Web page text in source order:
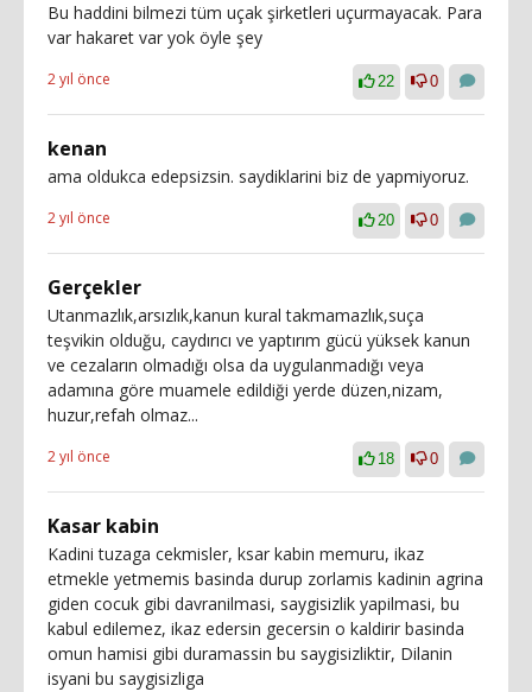
Bu haddini bilmezi tüm uçak şirketleri uçurmayacak. Para
var hakaret var yok öyle şey
2 yıl önce 22 0
kenan
ama oldukca edepsizsin. saydiklarini biz de yapmiyoruz.
2 yıl önce 20 0
Gerçekler
Utanmazlık,arsızlık,kanun kural takmamazlık,suça
teşvikin olduğu, caydırıcı ve yaptırım gücü yüksek kanun
ve cezaların olmadığı olsa da uygulanmadığı veya
adamına göre muamele edildiği yerde düzen,nizam,
huzur,refah olmaz...
2 yıl önce 18 0
Kasar kabin
Kadini tuzaga cekmisler, ksar kabin memuru, ikaz
etmekle yetmemis basinda durup zorlamis kadinin agrina
giden cocuk gibi davranilmasi, saygisizlik yapilmasi, bu
kabul edilemez, ikaz edersin gecersin o kaldirir basinda
omun hamisi gibi duramassin bu saygisizliktir, Dilanin
isyani bu saygisizliga